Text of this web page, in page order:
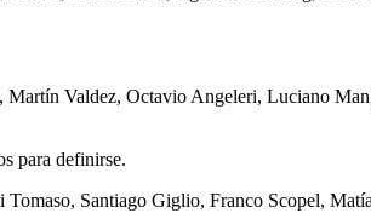
Valdez, Octavio Angeleri, Luciano
para definirse.
Santiago Giglio, Franco Scopel,